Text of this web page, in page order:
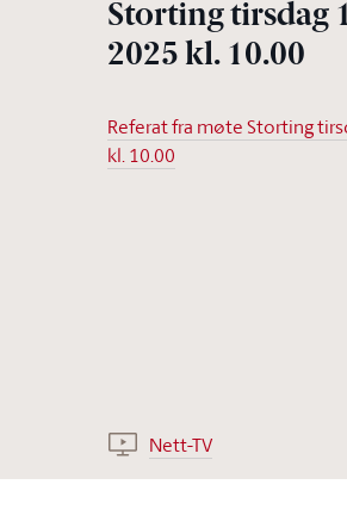
Storting tirsdag
2025 kl. 10.00
Referat fra møte Storting
kl. 10.00
Nett-TV